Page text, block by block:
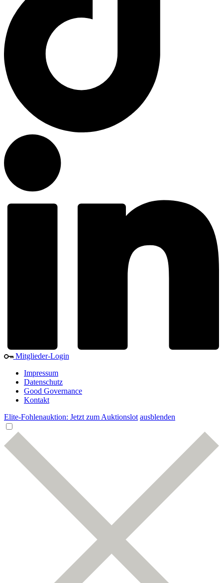
Mitglieder-Login
Impressum
Datenschutz
Good Governance
Kontakt
Elite-Fohlenauktion: Jetzt zum Auktionslot ausblenden